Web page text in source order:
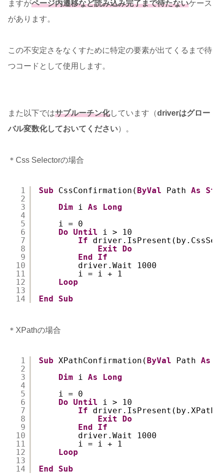
ますがページ内遷移など読み込み完了まで待たないケース
があります。
この不安定さをなくすために特定の要素が出てくるまで待
つコードとして使用します。
また以下ではサブルーチン化しています（driverはグロー
バル変数化しておいてください）。
＊Css Selectorの場合
1
2
3
4
5
6
7
8
9
10
11
12
13
14
Sub CssConfirmation( ByVal Path As
Dim
i As
Long
i = 0
Do Until
i > 10
If
Exit
Do
End
If
driver.Wait 1000
i = i + 1
Loop
End
Sub
＊XPathの場合
1
2
3
4
5
6
7
8
9
10
11
12
13
14
Sub XPathConfirmation( ByVal Path As
Dim
i As
Long
i = 0
Do Until
i > 10
If
Exit
Do
End
If
driver.Wait 1000
i = i + 1
Loop
End
Sub